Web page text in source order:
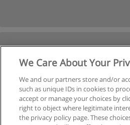
We Care About Your
We and our partners store and/or
such as unique IDs in cookies to
accept or manage your choices by
right to object where legitimate
the privacy policy page. These